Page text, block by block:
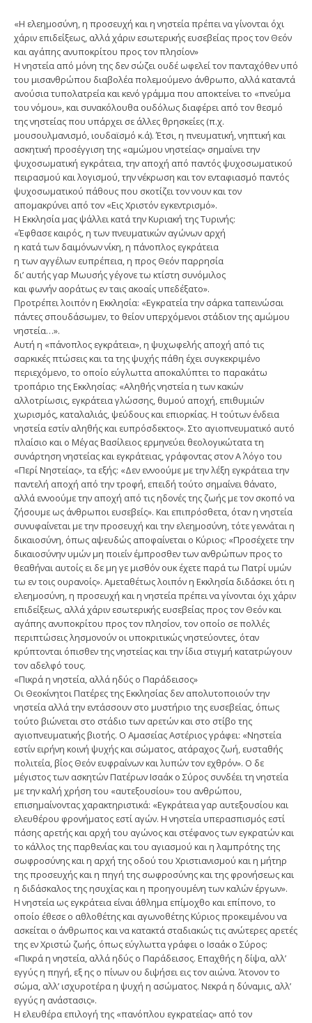
«Η ελεημοσύνη, η προσευχή και η νηστεία πρέπει να γίνονται όχι
χάριν επιδείξεως, αλλά χάριν εσωτερικής ευσεβείας προς τον Θεόν
και αγάπης ανυποκρίτου προς τον πλησίον»
Η νηστεία από μόνη της δεν σώζει ουδέ ωφελεί τον πανταχόθεν υπό
του μισανθρώπου διαβολέα πολεμούμενο άνθρωπο, αλλά καταντά
ανούσια τυπολατρεία και κενό γράμμα που αποκτείνει το «πνεύμα
του νόμου», και συνακόλουθα ουδόλως διαφέρει από τον θεσμό
της νηστείας που υπάρχει σε άλλες θρησκείες (π.χ.
μουσουλμανισμό, ιουδαϊσμό κ.ά). Έτσι, η πνευματική, νηπτική και
ασκητική προσέγγιση της «αμώμου νηστείας» σημαίνει την
ψυχοσωματική εγκράτεια, την αποχή από παντός ψυχοσωματικού
πειρασμού και λογισμού, την νέκρωση και τον ενταφιασμό παντός
ψυχοσωματικού πάθους που σκοτίζει τον νουν και τον
απομακρύνει από τον «Εις Χριστόν εγκεντρισμό».
Η Εκκλησία μας ψάλλει κατά την Κυριακή της Τυρινής:
«Έφθασε καιρός, η των πνευματικών αγώνων αρχή
η κατά των δαιμόνων νίκη, η πάνοπλος εγκράτεια
η των αγγέλων ευπρέπεια, η προς Θεόν παρρησία
δι’ αυτής γαρ Μωυσής γέγονε τω κτίστη συνόμιλος
και φωνήν αοράτως εν ταις ακοαίς υπεδέξατο».
Προτρέπει λοιπόν η Εκκλησία: «Εγκρατεία την σάρκα ταπεινώσαι
πάντες σπουδάσωμεν, το θείον υπερχόμενοι στάδιον της αμώμου
νηστεία…».
Αυτή η «πάνοπλος εγκράτεια», η ψυχωφελής αποχή από τις
σαρκικές πτώσεις και τα της ψυχής πάθη έχει συγκεκριμένο
περιεχόμενο, το οποίο εύγλωττα αποκαλύπτει το παρακάτω
τροπάριο της Εκκλησίας: «Αληθής νηστεία η των κακών
αλλοτρίωσις, εγκράτεια γλώσσης, θυμού αποχή, επιθυμιών
χωρισμός, καταλαλιάς, ψεύδους και επιορκίας. Η τούτων ένδεια
νηστεία εστίν αληθής και ευπρόσδεκτος». Στο αγιοπνευματικό αυτό
πλαίσιο και ο Μέγας Βασίλειος ερμηνεύει θεολογικώτατα τη
συνάρτηση νηστείας και εγκράτειας, γράφοντας στον Α΄ Λόγο του
«Περί Νηστείας», τα εξής: «Δεν εννοούμε με την λέξη εγκράτεια την
παντελή αποχή από την τροφή, επειδή τούτο σημαίνει θάνατο,
αλλά εννοούμε την αποχή από τις ηδονές της ζωής με τον σκοπό να
ζήσουμε ως άνθρωποι ευσεβείς». Και επιπρόσθετα, όταν η νηστεία
συνυφαίνεται με την προσευχή και την ελεημοσύνη, τότε γεννάται η
δικαιοσύνη, όπως αψευδώς αποφαίνεται ο Κύριος: «Προσέχετε την
δικαιοσύνην υμών μη ποιείν έμπροσθεν των ανθρώπων προς το
θεαθήναι αυτοίς ει δε μη γε μισθόν ουκ έχετε παρά τω Πατρί υμών
τω εν τοις ουρανοίς». Αμεταθέτως λοιπόν η Εκκλησία διδάσκει ότι η
ελεημοσύνη, η προσευχή και η νηστεία πρέπει να γίνονται όχι χάριν
επιδείξεως, αλλά χάριν εσωτερικής ευσεβείας προς τον Θεόν και
αγάπης ανυποκρίτου προς τον πλησίον, τον οποίο σε πολλές
περιπτώσεις λησμονούν οι υποκριτικώς νηστεύοντες, όταν
κρύπτονται όπισθεν της νηστείας και την ίδια στιγμή κατατρώγουν
τον αδελφό τους.
«Πικρά η νηστεία, αλλά ηδύς ο Παράδεισος»
Οι Θεοκίνητοι Πατέρες της Εκκλησίας δεν απολυτοποιούν την
νηστεία αλλά την εντάσσουν στο μυστήριο της ευσεβείας, όπως
τούτο βιώνεται στο στάδιο των αρετών και στο στίβο της
αγιοπνευματικής βιοτής. Ο Αμασείας Αστέριος γράφει: «Νηστεία
εστίν ειρήνη κοινή ψυχής και σώματος, ατάραχος ζωή, ευσταθής
πολιτεία, βίος Θεόν ευφραίνων και λυπών τον εχθρόν». Ο δε
μέγιστος των ασκητών Πατέρων Ισαάκ ο Σύρος συνδέει τη νηστεία
με την καλή χρήση του «αυτεξουσίου» του ανθρώπου,
επισημαίνοντας χαρακτηριστικά: «Εγκράτεια γαρ αυτεξουσίου και
ελευθέρου φρονήματος εστί αγών. Η νηστεία υπερασπισμός εστί
πάσης αρετής και αρχή του αγώνος και στέφανος των εγκρατών και
το κάλλος της παρθενίας και του αγιασμού και η λαμπρότης της
σωφροσύνης και η αρχή της οδού του Χριστιανισμού και η μήτηρ
της προσευχής και η πηγή της σωφροσύνης και της φρονήσεως και
η διδάσκαλος της ησυχίας και η προηγουμένη των καλών έργων».
Η νηστεία ως εγκράτεια είναι άθλημα επίμοχθο και επίπονο, το
οποίο έθεσε ο αθλοθέτης και αγωνοθέτης Κύριος προκειμένου να
ασκείται ο άνθρωπος και να κατακτά σταδιακώς τις ανώτερες αρετές
της εν Χριστώ ζωής, όπως εύγλωττα γράφει ο Ισαάκ ο Σύρος:
«Πικρά η νηστεία, αλλά ηδύς ο Παράδεισος. Επαχθής η δίψα, αλλ’
εγγύς η πηγή, εξ ης ο πίνων ου διψήσει εις τον αιώνα. Άτονον το
σώμα, αλλ’ ισχυροτέρα η ψυχή η ασώματος. Νεκρά η δύναμις, αλλ’
εγγύς η ανάστασις».
Η ελευθέρα επιλογή της «πανόπλου εγκρατείας» από τον